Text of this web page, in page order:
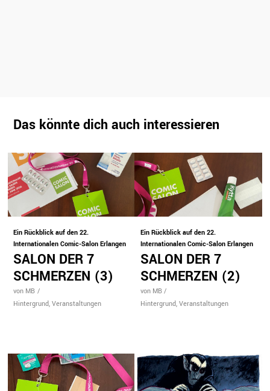
Das könnte dich auch interessieren
Ein Rückblick auf den 22.
Internationalen Comic-Salon Erlangen
SALON DER 7
SCHMERZEN (3)
von MB /
Hintergrund Veranstaltungen
Ein Rückblick auf den 22.
Internationalen Comic-Salon Erlangen
SALON DER 7
SCHMERZEN (2)
von MB /
Hintergrund Veranstaltungen